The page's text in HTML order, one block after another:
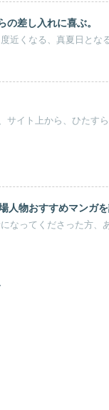
差し入れに喜ぶ。
人物おすすめマンガを